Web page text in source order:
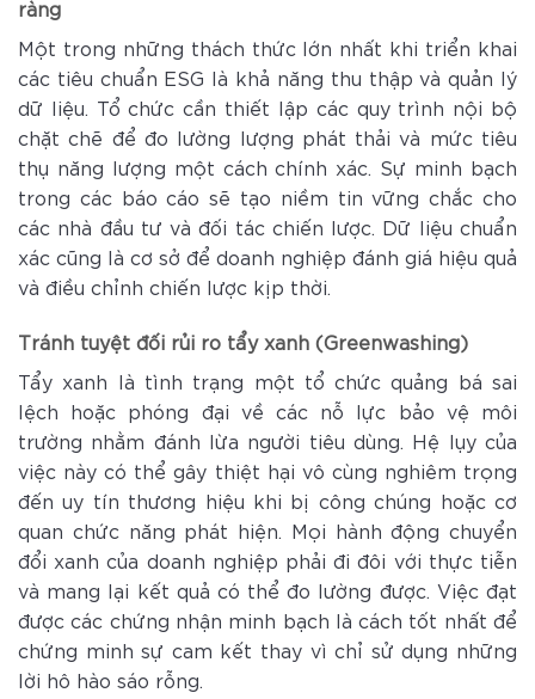
ràng
Một trong những thách thức lớn nhất khi triển khai
các tiêu chuẩn ESG là khả năng thu thập và quản lý
dữ liệu. Tổ chức cần thiết lập các quy trình nội bộ
chặt chẽ để đo lường lượng phát thải và mức tiêu
thụ năng lượng một cách chính xác. Sự minh bạch
trong các báo cáo sẽ tạo niềm tin vững chắc cho
các nhà đầu tư và đối tác chiến lược. Dữ liệu chuẩn
xác cũng là cơ sở để doanh nghiệp đánh giá hiệu quả
và điều chỉnh chiến lược kịp thời.
Tránh tuyệt đối rủi ro tẩy xanh (Greenwashing)
Tẩy xanh là tình trạng một tổ chức quảng bá sai
lệch hoặc phóng đại về các nỗ lực bảo vệ môi
trường nhằm đánh lừa người tiêu dùng. Hệ lụy của
việc này có thể gây thiệt hại vô cùng nghiêm trọng
đến uy tín thương hiệu khi bị công chúng hoặc cơ
quan chức năng phát hiện. Mọi hành động chuyển
đổi xanh của doanh nghiệp phải đi đôi với thực tiễn
và mang lại kết quả có thể đo lường được. Việc đạt
được các chứng nhận minh bạch là cách tốt nhất để
chứng minh sự cam kết thay vì chỉ sử dụng những
lời hô hào sáo rỗng.